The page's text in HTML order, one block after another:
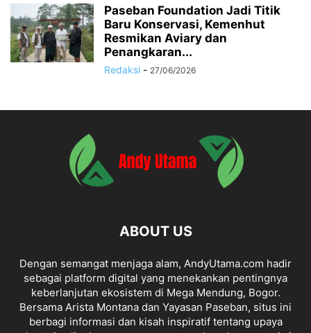
Paseban Foundation Jadi Titik
Baru Konservasi, Kemenhut
Resmikan Aviary dan
Penangkaran...
Redaksi - 27/06/2026
ABOUT US
Dengan semangat menjaga alam, AndyUtama.com hadir
sebagai platform digital yang menekankan pentingnya
keberlanjutan ekosistem di Mega Mendung, Bogor.
Bersama Arista Montana dan Yayasan Paseban, situs ini
berbagi informasi dan kisah inspiratif tentang upaya